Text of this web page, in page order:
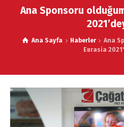
Ana Sponsoru
Ana Sayfa Haberler
Ana
Eurasia